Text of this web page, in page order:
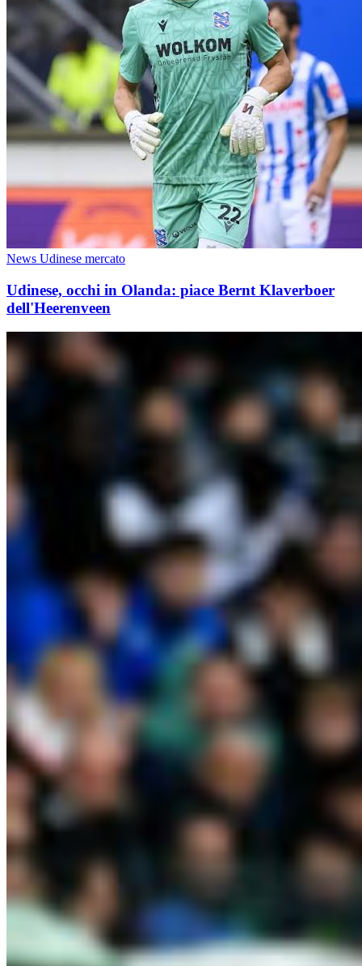
News Udinese mercato
Udinese, occhi in Olanda: piace Bernt Klaverboer
dell'Heerenveen